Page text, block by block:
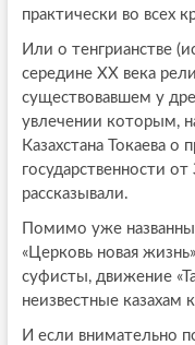
практически во всех
Или о тенгрианстве
середине XX века
существовавшем у
увлечении которым,
Казахстана Токаева о
государственности
рассказывали.
Помимо уже
«Церковь новая
суфисты, движение
неизвестные казахам
И если внимательно